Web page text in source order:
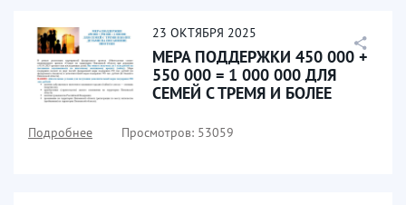
23 ОКТЯБРЯ 2025
МЕРА ПОДДЕРЖКИ 450 000 +
550 000 = 1 000 000 ДЛЯ
СЕМЕЙ С ТРЕМЯ И БОЛЕЕ
Подробнее Просмотров: 53059